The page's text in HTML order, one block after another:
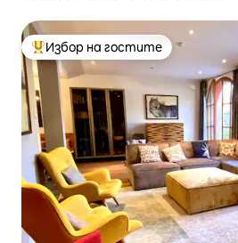
Най-популярен избор на
Избор на гостите